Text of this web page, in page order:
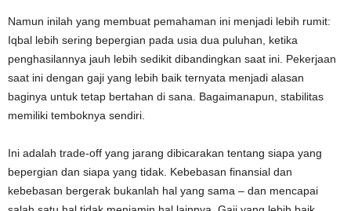
Namun inilah yang membuat pemahaman ini menjadi lebih rumit:
Iqbal lebih sering bepergian pada usia dua puluhan, ketika
penghasilannya jauh lebih sedikit dibandingkan saat ini. Pekerjaan
saat ini dengan gaji yang lebih baik ternyata menjadi alasan
baginya untuk tetap bertahan di sana. Bagaimanapun, stabilitas
memiliki temboknya sendiri.
Ini adalah trade-off yang jarang dibicarakan tentang siapa yang
bepergian dan siapa yang tidak. Kebebasan finansial dan
kebebasan bergerak bukanlah hal yang sama – dan mencapai